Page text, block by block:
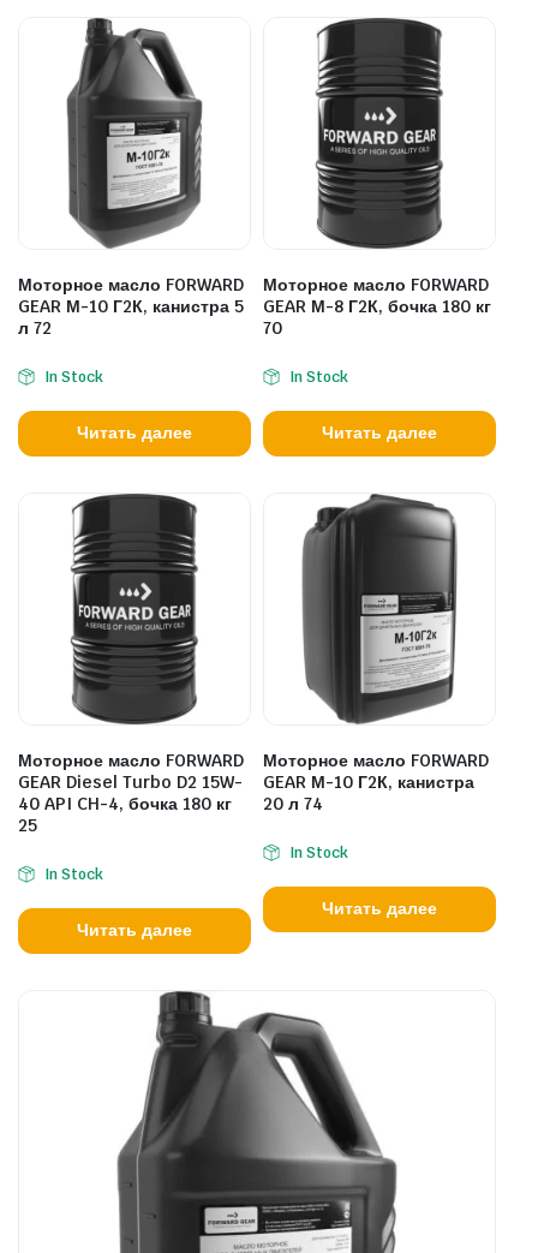
Моторное масло FORWARD
GEAR М-10 Г2К, канистра 5
л 72
In Stock
Читать далее
Моторное масло FORWARD
GEAR М-8 Г2К, бочка 180 кг
70
In Stock
Читать далее
Моторное масло FORWARD
GEAR Diesel Turbo D2 15W-
40 API CH-4, бочка 180 кг
25
In Stock
Читать далее
Моторное масло FORWARD
GEAR М-10 Г2К, канистра
20 л 74
In Stock
Читать далее